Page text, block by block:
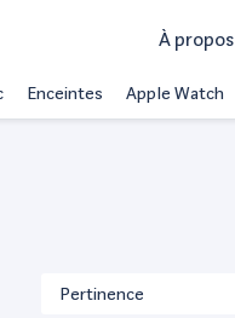
À propos
Enceintes Apple Watch